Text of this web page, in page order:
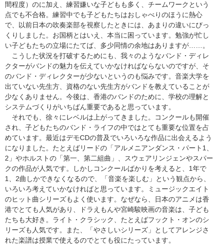
間程度）のに加え、練習嫌いな子どもも多く、チームワークという
点でも不合格。練習中でも子どもたちはおしゃべりのほうに熱心
で、以前日本の吹奏楽部を視察したときには、あまりの違いにびっ
くりしました。お国柄とはいえ、本当に困っています。勉強が忙し
い子どもたちの立場にたてば、多少同情の余地はありますが……。
こうした状況を打破するためにも、我々のようなバンド・ディレ
クターがバンドの魅力を伝えていかなければならないのですが、そ
のバンド・ディレクターが少ないというのも悩みです。音楽大学を
出ていない先生方、資格のない先生方がバンドを教えていることが
少なくありません。今後は、香港のバンドのために、学校の理解と
システムづくりがいちばん重要であると思っています。
それでも、徐々にレベルは上がってきました。コンクールも開催
され、子どもたちのバンド・ライフの中ではとても重要な位置を占
めています。最近はデモCDの普及でいろいろな作品に出会えるよう
になりました。たとえばリードの「アルメニアンダンス・パート1、
2」やホルストの「第一、第二組曲」、スウェアリンジェンやスパー
クの作品が人気です。しかしコンクールばかりを考えると、1年で
1、2曲しかできなくなるので、「音楽を楽しむ」という観点から、
いろいろ考えていかなければと思っています。ミュージックエイト
のヒット曲シリーズもよく使います。なぜなら、日本のアニメは香
港でとても人気があり、ドラえもんや宮崎駿映画の音楽は、子ども
たちも大好き。ライト・クラシック、たとえばフックト・オンのシ
リーズも人気です。また、「やさしいシリーズ」としてアレンジさ
れた楽譜は授業で使えるのでとても役にたっています。